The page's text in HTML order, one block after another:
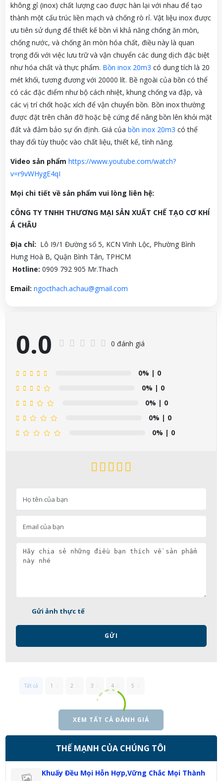
không gỉ (inox) chất lượng cao được hàn lại với nhau để tạo
thành một cấu trúc liền mạch và chống rò rỉ. Vật liệu inox được
ưu tiên sử dụng để thiết kế bồn vì khả năng chống ăn mòn,
chống nước, và chống ăn mòn hóa chất, điều này là quan
trọng đối với việc lưu trữ và vận chuyển các dung dịch đặc biệt
như hóa chất và thực phẩm. Bồn inox 20m3 có dung tích là 20
mét khối, tương đương với 20000 lít. Bề ngoài của bồn có thể
có các đặc điểm như bộ cách nhiệt, khung chống va đập, và
các vị trí chốt hoặc xích để vận chuyển bồn. Bồn inox thường
được đặt trên chân đỡ hoặc bệ cứng để nâng bồn lên khỏi mặt
đất và đảm bảo sự ổn định. Giá của bồn inox 20m3 có thể
thay đổi tùy thuộc vào chất liệu, thiết kế, tính năng.
Video sản phẩm https://www.youtube.com/watch?
v=r9vWHygE4qI
Mọi chi tiết về sản phẩm vui lòng liên hệ:
CÔNG TY TNHH THƯƠNG MẠI SẢN XUẤT CHẾ TẠO CƠ KHÍ
Á CHÂU
Địa chỉ: Lô I9/1 Đường số 5, KCN Vĩnh Lộc, Phường Bình
Hưng Hoà B, Quận Bình Tân, TPHCM
Hotline: 0909 792 905 Mr.Thach
Email: ngocthach.achau@gmail.com
0.0 0 đánh giá
0% | 0
0% | 0
0% | 0
0% | 0
0% | 0
Gửi ảnh thực tế
GỬI
Tất cả 1 2 3 4 5
XEM TẤT CẢ ĐÁNH GIÁ
THẾ MẠNH CỦA CHÚNG TÔI
Khuấy Đều Mọi Hỗn Hợp,Vững Chắc Mọi Thành